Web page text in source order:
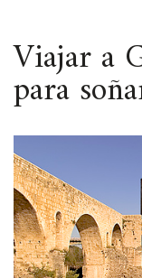
Viajar a
para